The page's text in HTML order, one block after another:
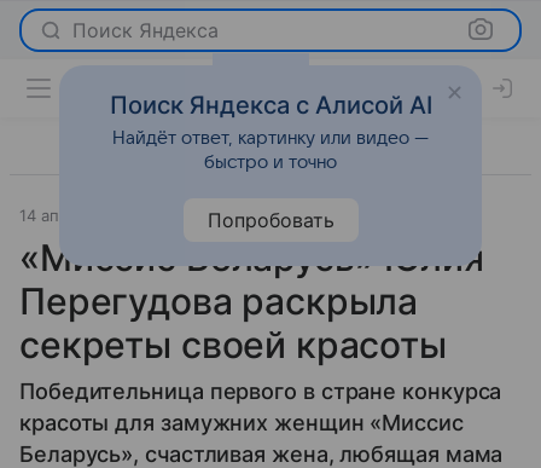
Поиск Яндекса
14 апреля 2015 pret-a-portal.by Новости
«Миссис Беларусь» Юлия
Перегудова раскрыла
секреты своей красоты
Победительница первого в стране конкурса
красоты для замужних женщин «Миссис
Беларусь», счастливая жена, любящая мама
Поиск Яндекса с Алисой AI
Найдёт ответ, картинку или видео —
быстро и точно
Попробовать